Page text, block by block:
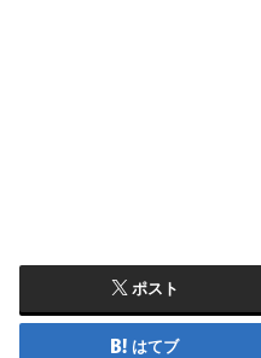
ポスト
はてブ